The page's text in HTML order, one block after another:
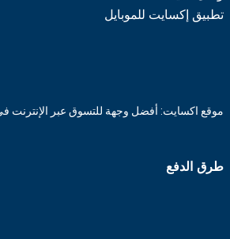
تطبيق إكسايت للموبايل
موقع اكسايت: أفضل وجهة للتسوق عبر الإنترنت
طرق الدفع